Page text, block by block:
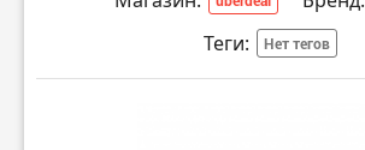
Теги: Нет тегов